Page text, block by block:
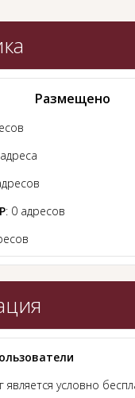
Размещено
: 0 адресов
является условно